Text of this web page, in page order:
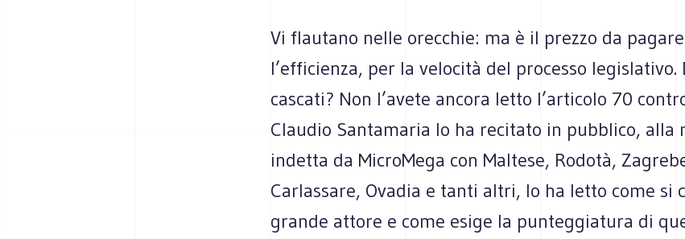
Vi flautano nelle orecchie: ma è il prezzo da
l’efficienza, per la velocità del processo legislativo.
cascati? Non l’avete ancora letto l’articolo 70
Claudio Santamaria lo ha recitato in pubblico, alla
indetta da MicroMega con Maltese, Rodotà,
Carlassare, Ovadia e tanti altri, lo ha letto come si
grande attore e come esige la punteggiatura di